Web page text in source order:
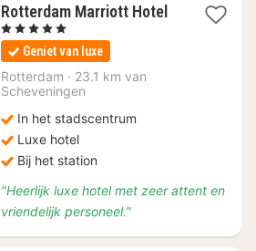
Rotterdam Marriott Hotel1
, 5 Sterren
Geniet van luxe
Rotterdam · 23.1 km van
Scheveningen
In het stadscentrum
Luxe hotel
Bij het station
"Heerlijk luxe hotel met zeer attent en
vriendelijk personeel."